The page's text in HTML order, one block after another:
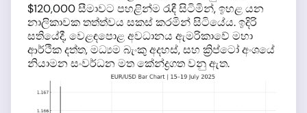
$120,000 සීමාවට පහළින්ම රැඳී සිටිමින්, ඉහළ යන
නාලිකාවක තත්ත්වය සකස් කරමින් සිටියේය. ඉදිරි
සතියේදී, වෙළඳපොළ අවධානය ඇමරිකාවේ මහා
ආර්ථික දත්ත, මධ්‍යම බැංකු අදහස්, සහ ක්‍රිප්ටෝ අංශයේ
නියාමන සංවර්ධන මත කේන්ද්‍රගත වනු ඇත.